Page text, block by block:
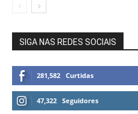
SIGA NAS REDES SOCIAIS
281,582 Curtidas
47,322 Seguidores